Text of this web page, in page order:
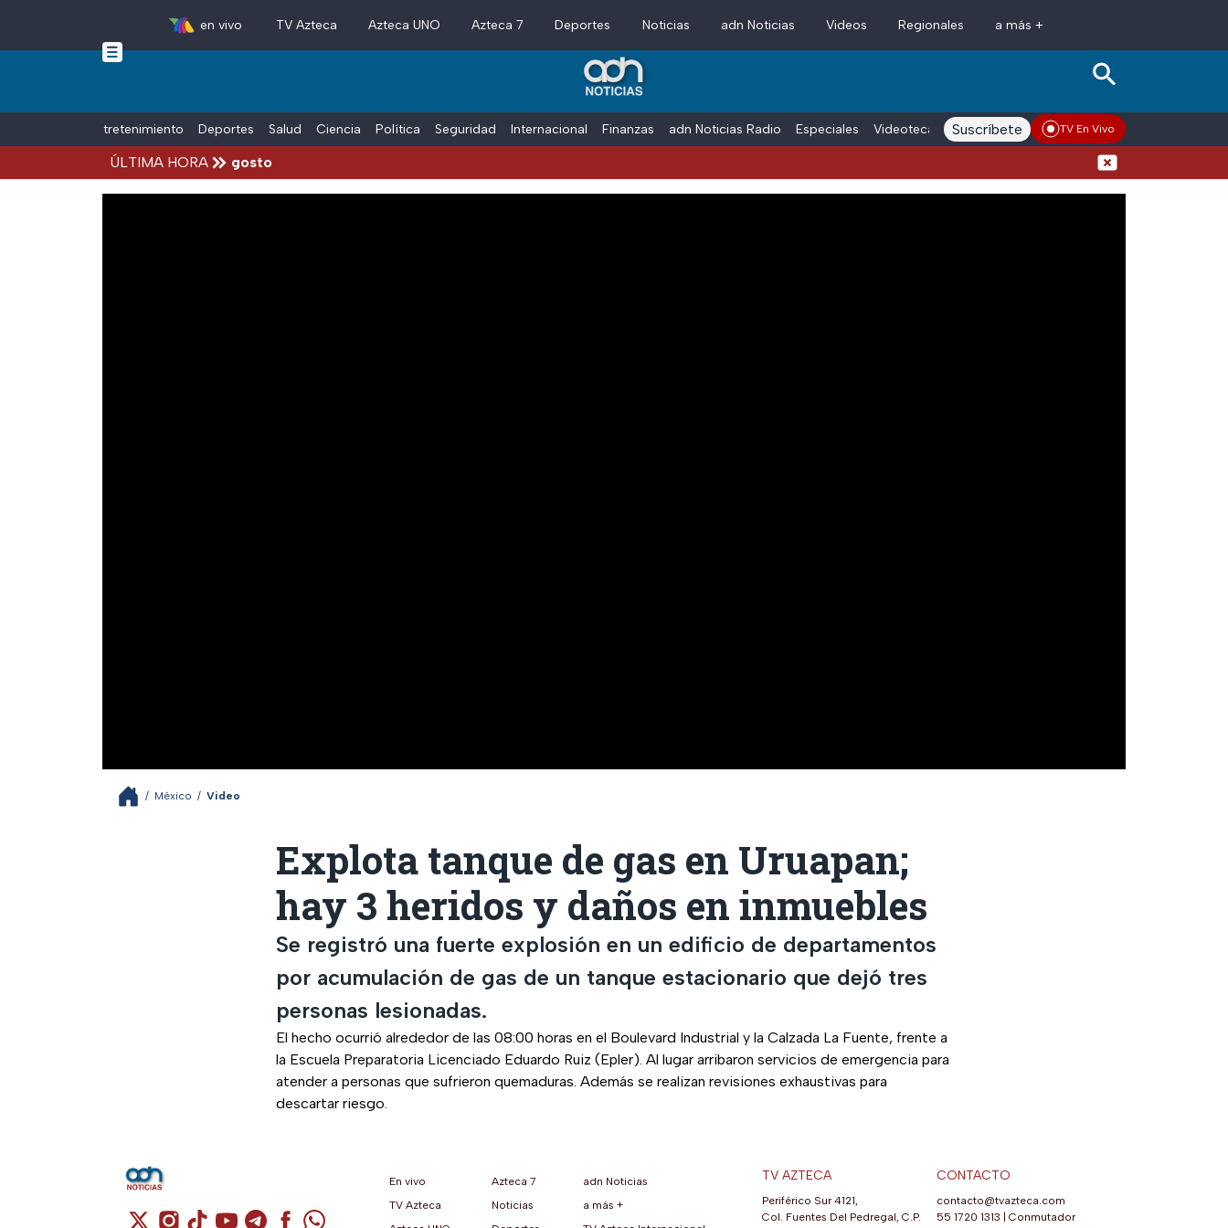
Skip to main content
en vivo TV Azteca Azteca UNO Azteca 7 Deportes Noticias adn Noticias Videos Regionales a más +
Entretenimiento Deportes Salud Ciencia Política Seguridad Internacional Finanzas adn Noticias Radio Especiales Videoteca Conductores Voces adn Noticias
Suscríbete TV En Vivo
ÚLTIMA HORA
hoy viernes 7 de agosto
/ México / Video
Explota tanque de gas en Uruapan;
hay 3 heridos y daños en inmuebles
Se registró una fuerte explosión en un edificio de departamentos
por acumulación de gas de un tanque estacionario que dejó tres
personas lesionadas.
El hecho ocurrió alrededor de las 08:00 horas en el Boulevard Industrial y la Calzada La Fuente, frente a
la Escuela Preparatoria Licenciado Eduardo Ruiz (Epler). Al lugar arribaron servicios de emergencia para
atender a personas que sufrieron quemaduras. Además se realizan revisiones exhaustivas para
descartar riesgo.
Cuenta de X / Twitter (se abre en una nueva pestaña)
Cuenta de Instagram (se abre en una nueva pestaña)
Cuenta de TikTok (se abre en una nueva pestaña)
Cuenta de YouTube (se abre en una nueva pestaña)
Cuenta de Telegram (se abre en una nueva pestaña)
Cuenta de Facebook (se abre en una nueva pestaña)
Cuenta de WhatsApp (se abre en una nueva pestaña)
En vivo
TV Azteca
Azteca 7
Noticias
adn Noticias
a más +
TV AZTECA
Periférico Sur 4121,
Col. Fuentes Del Pedregal, C.P.
CONTACTO
contacto@tvazteca.com
55 1720 1313 | Conmutador